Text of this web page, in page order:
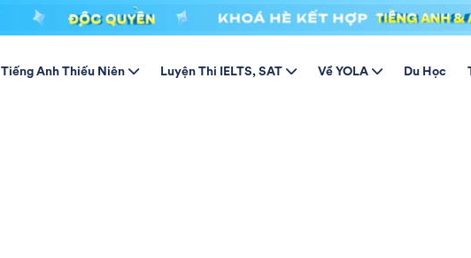
Tiếng Anh Thiếu Niên Luyện Thi IELTS, SAT Về YOLA Du Học